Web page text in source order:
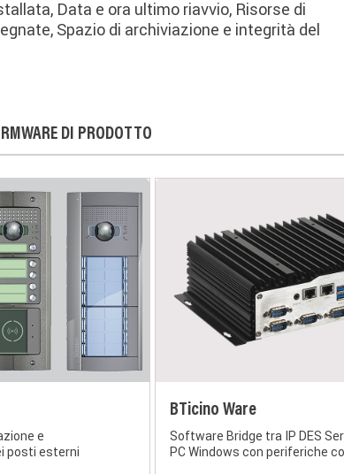
Data e ora ultimo riavvio, Risorse di
Spazio di archiviazione e integrità del
DI PRODOTTO
e
posti esterni
BTicino Ware
Software Bridge tra IP DES
PC Windows con periferiche